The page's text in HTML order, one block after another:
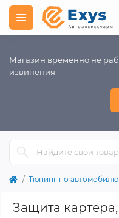
Магазин временно не
извинения
Тюнинг по автомобилю
Защита